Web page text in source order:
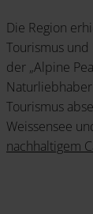
Die Region
Tourismus
der „Alpine
Tourismus
Weissensee
nachhaltigem